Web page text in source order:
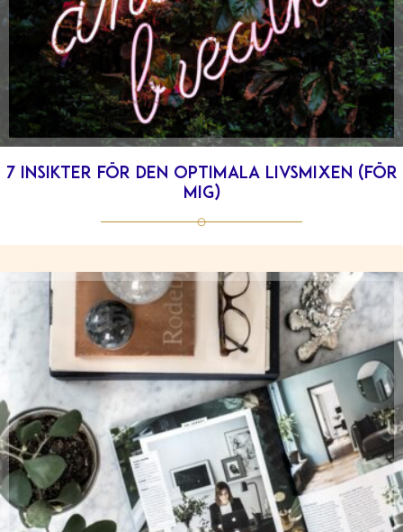
7 insikter för den optimala livsmixen (för
mig)